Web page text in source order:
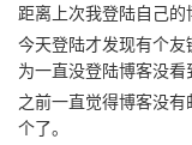
距离上次我登陆自己的
今天登陆才发现有个
为一直没登陆博客没看
之前一直觉得博客没
个了。